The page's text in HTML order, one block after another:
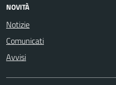
NOVITÀ
Notizie
Comunicati
Avvisi